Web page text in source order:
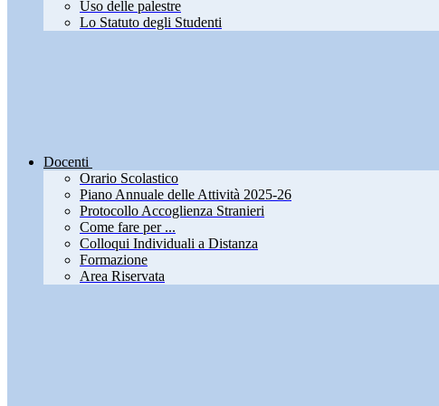
Uso delle palestre
Lo Statuto degli Studenti
Docenti
Orario Scolastico
Piano Annuale delle Attività 2025-26
Protocollo Accoglienza Stranieri
Come fare per ...
Colloqui Individuali a Distanza
Formazione
Area Riservata